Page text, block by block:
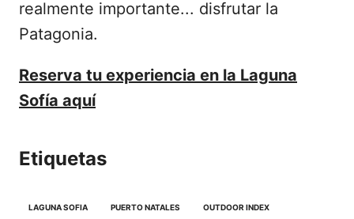
realmente importante... disfrutar la
Patagonia.
Reserva tu experiencia en la Laguna
Sofía aquí
Etiquetas
LAGUNA SOFIA PUERTO NATALES OUTDOOR INDEX